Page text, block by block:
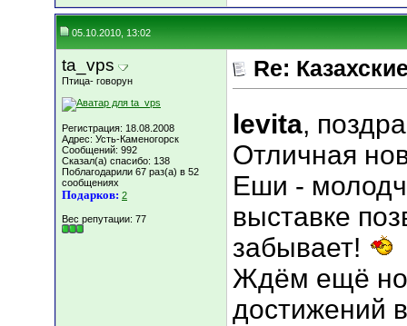
05.10.2010, 13:02
ta_vps
Птица- говорун
Регистрация: 18.08.2008
Адрес: Усть-Каменогорск
Сообщений: 992
Сказал(а) спасибо: 138
Поблагодарили 67 раз(а) в 52
сообщениях
Подарков: 2
Вес репутации: 77
Re:
levita,
Отличная
Еши -
выставке
забывает!
Ждём ещё
достижений